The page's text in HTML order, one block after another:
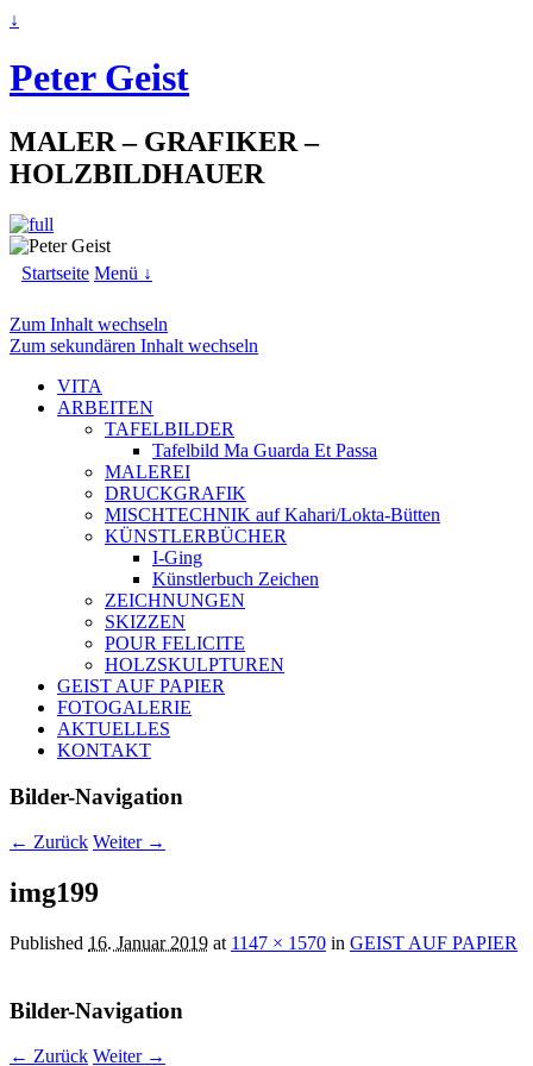
↓
Peter Geist
MALER – GRAFIKER –
HOLZBILDHAUER
Startseite Menü ↓
Zum Inhalt wechseln
Zum sekundären Inhalt wechseln
VITA
ARBEITEN
TAFELBILDER
Tafelbild Ma Guarda Et Passa
MALEREI
DRUCKGRAFIK
MISCHTECHNIK auf Kahari/Lokta-Bütten
KÜNSTLERBÜCHER
I-Ging
Künstlerbuch Zeichen
ZEICHNUNGEN
SKIZZEN
POUR FELICITE
HOLZSKULPTUREN
GEIST AUF PAPIER
FOTOGALERIE
AKTUELLES
KONTAKT
Bilder-Navigation
← Zurück Weiter →
img199
Published 16. Januar 2019 at 1147 × 1570 in GEIST AUF PAPIER
Bilder-Navigation
← Zurück Weiter →